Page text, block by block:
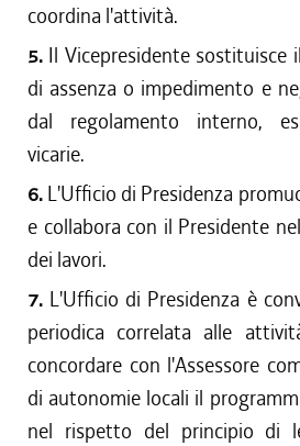
coordina l'attività.
5. Il Vicepresidente sostituisce
di assenza o impedimento e
dal regolamento interno,
vicarie.
6. L'Ufficio di Presidenza
e collabora con il Presidente
dei lavori.
7. L'Ufficio di Presidenza è
periodica correlata alle
concordare con l'Assessore
di autonomie locali il
nel rispetto del principio di